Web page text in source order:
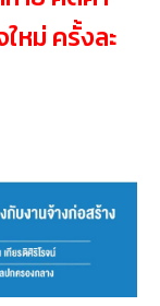
หม่ ครั้งละ